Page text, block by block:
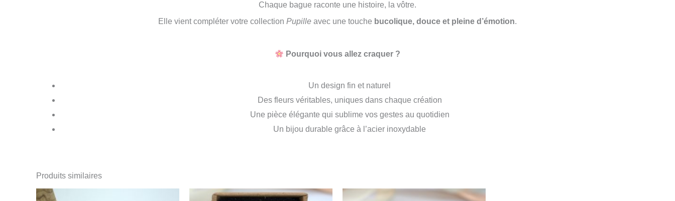
Chaque bague raconte une histoire, la vôtre.
Elle vient compléter votre collection Pupille avec une touche bucolique, douce et pleine d’émotion.
Pourquoi vous allez craquer ?
Un design fin et naturel
Des fleurs véritables, uniques dans chaque création
Une pièce élégante qui sublime vos gestes au quotidien
Un bijou durable grâce à l’acier inoxydable
Produits similaires